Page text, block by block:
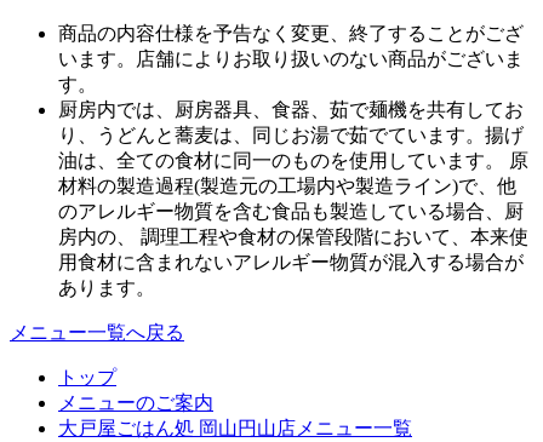
商品の内容仕様を予告なく変更、終了することがござ
います。店舗によりお取り扱いのない商品がございま
す。
厨房内では、厨房器具、食器、茹で麺機を共有してお
り、うどんと蕎麦は、同じお湯で茹でています。揚げ
油は、全ての食材に同一のものを使用しています。 原
材料の製造過程(製造元の工場内や製造ライン)で、他
のアレルギー物質を含む食品も製造している場合、厨
房内の、 調理工程や食材の保管段階において、本来使
用食材に含まれないアレルギー物質が混入する場合が
あります。
メニュー一覧へ戻る
トップ
メニューのご案内
大戸屋ごはん処 岡山円山店メニュー一覧